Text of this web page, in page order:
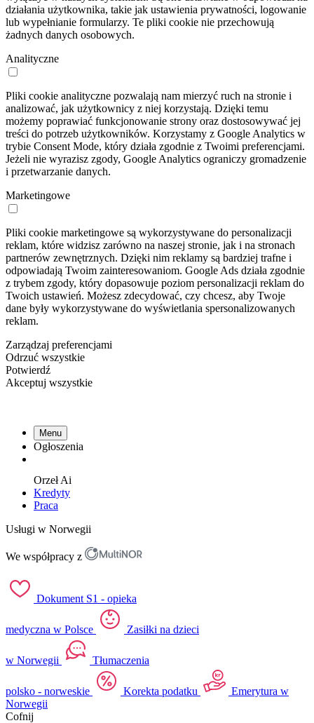
działania użytkownika, takie jak ustawienia prywatności, logowanie
lub wypełnianie formularzy. Te pliki cookie nie przechowują
żadnych danych osobowych.
Analityczne
Pliki cookie analityczne pozwalają nam mierzyć ruch na stronie i
analizować, jak użytkownicy z niej korzystają. Dzięki temu
możemy poprawiać funkcjonowanie strony oraz dostosowywać jej
treści do potrzeb użytkowników. Korzystamy z Google Analytics w
trybie Consent Mode, który działa zgodnie z Twoimi preferencjami.
Jeżeli nie wyrazisz zgody, Google Analytics ograniczy gromadzenie
i przetwarzanie danych.
Marketingowe
Pliki cookie marketingowe są wykorzystywane do personalizacji
reklam, które widzisz zarówno na naszej stronie, jak i na stronach
partnerów zewnętrznych. Dzięki nim reklamy są bardziej trafne i
odpowiadają Twoim zainteresowaniom. Google Ads działa zgodnie
z trybem zgody, który dopasowuje poziom personalizacji reklam do
Twoich ustawień. Możesz zdecydować, czy chcesz, aby Twoje
dane były wykorzystywane do wyświetlania spersonalizowanych
reklam.
Zarządzaj preferencjami
Odrzuć wszystkie
Potwierdź
Akceptuj wszystkie
Menu
Ogłoszenia
OrzełAi
Kredyty
Praca
Usługi w Norwegii
We współpracy z
Dokument S1 - opieka
medyczna w Polsce Zasiłki na dzieci
w Norwegii Tłumaczenia
polsko - norweskie Korekta podatku
Emerytura w
Norwegii
Cofnij